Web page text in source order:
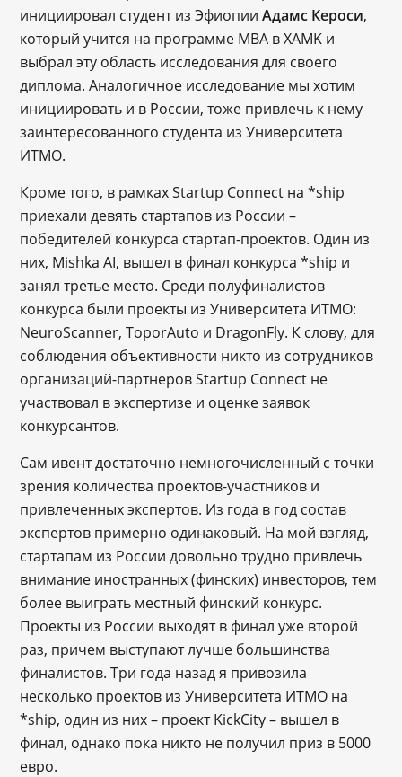
инициировал студент из ЭфиопииАдамс Кероси,
который учится на программе MBA в XAMK и
выбрал эту область исследования для своего
диплома. Аналогичное исследование мы хотим
инициировать и в России, тоже привлечь к нему
заинтересованного студента из Университета
ИТМО.
Кроме того, в рамках Startup Connect на *ship
приехали девять стартапов из России –
победителей конкурса стартап-проектов. Один из
них, Mishka AI, вышел в финал конкурса *ship и
занял третье место. Среди полуфиналистов
конкурса были проекты из Университета ИТМО:
NeuroScanner, ToporAuto и DragonFly. К слову, для
соблюдения объективности никто из сотрудников
организаций-партнеров Startup Connect не
участвовал в экспертизе и оценке заявок
конкурсантов.
Сам ивент достаточно немногочисленный с точки
зрения количества проектов-участников и
привлеченных экспертов. Из года в год состав
экспертов примерно одинаковый. На мой взгляд,
стартапам из России довольно трудно привлечь
внимание иностранных (финских) инвесторов, тем
более выиграть местный финский конкурс.
Проекты из России выходят в финал уже второй
раз, причем выступают лучше большинства
финалистов. Три года назад я привозила
несколько проектов из Университета ИТМО на
*ship, один из них – проект KickCity – вышел в
финал, однако пока никто не получил приз в 5000
евро.